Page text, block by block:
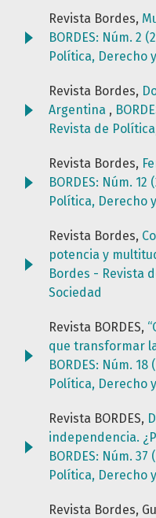
Revista Bordes,
BORDES: Núm. 2
Política, Derecho
Revista Bordes,
Argentina ,
Revista de
Revista Bordes,
BORDES: Núm.
Política, Derecho
Revista Bordes,
potencia y
Bordes - Revista
Sociedad
Revista BORDES,
que transformar
BORDES: Núm.
Política, Derecho
Revista BORDES,
independencia.
BORDES: Núm. 37
Política, Derecho
Revista Bordes,